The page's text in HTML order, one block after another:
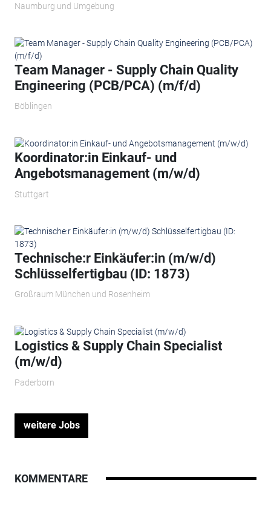
Naumburg und Umgebung
Team Manager - Supply Chain Quality
Engineering (PCB/PCA) (m/f/d)
Böblingen
Koordinator:in Einkauf- und
Angebotsmanagement (m/w/d)
Stuttgart
Technische:r Einkäufer:in (m/w/d)
Schlüsselfertigbau (ID: 1873)
Großraum München und Rosenheim
Logistics & Supply Chain Specialist
(m/w/d)
Paderborn
weitere Jobs
KOMMENTARE